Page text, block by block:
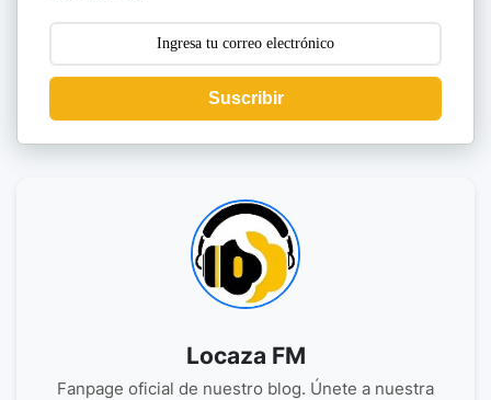
Suscribir
Locaza FM
Fanpage oficial de nuestro blog. Únete a nuestra